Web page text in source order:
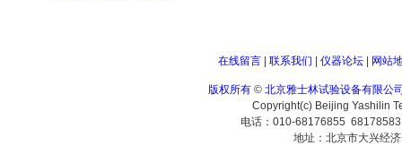
在线留言| 联系我们 仪器论坛| 网站
版权所有 © 北京雅士林试验设备有限公
Copyright(c) Beijing Yashilin
电话：010-68176855
地址：北京市大兴经